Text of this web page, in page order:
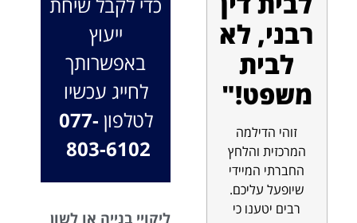
רבני, לא
לבית
משפט!"
זוהי הדילמה
המרכזית והלחץ
החברתי המיידי
שיופעל עליכם.
רבים יטענו כי
הלב.עו"ד שמעון האן
ונוטריון
ייעוץ
באפשרותך
לחייג עכשיו
לטלפון 077-
803-6102
ליקויי בנייה או לשון